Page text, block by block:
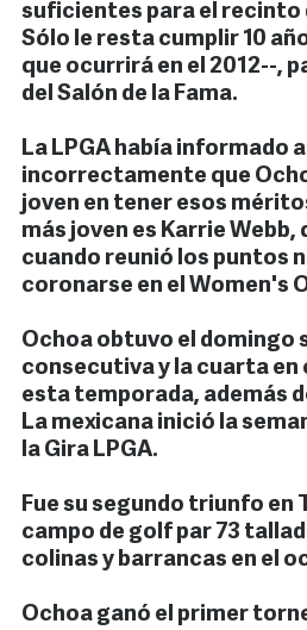
suficientes para el recinto
Sólo le resta cumplir 10
que ocurrirá en el 2012--,
del Salón de la Fama.
La LPGA había informado
incorrectamente que
joven en tener esos
más joven es Karrie Webb,
cuando reunió los puntos
coronarse en el Women's
Ochoa obtuvo el
consecutiva y la cuarta en
esta temporada, además
La mexicana inició la
la Gira LPGA.
Fue su segundo triunfo en
campo de golf par 73
colinas y barrancas en el
Ochoa ganó el primer